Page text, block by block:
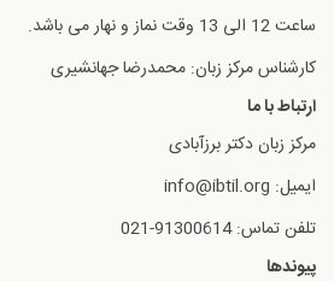
ساعت 12 الی 13 وقت نماز و نهار می باشد.
کارشناس مرکز زبان: محمدرضا جهانشیری
ارتباط با ما
مرکز زبان دکتر برزآبادی
ایمیل: info@ibtil.org
تلفن تماس: 91300614-021
پیوندها